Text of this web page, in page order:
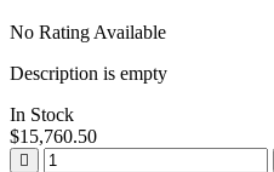
No Rating Available
Description is empty
In Stock
$15,760.50